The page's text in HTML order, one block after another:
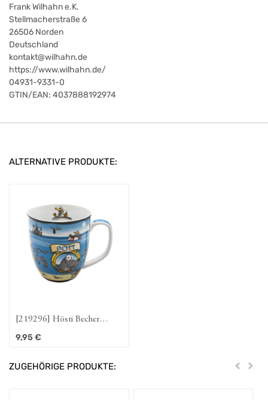
Frank Wilhahn e.K.
Stellmacherstraße 6
26506 Norden
Deutschland
kontakt@wilhahn.de
https://www.wilhahn.de/
04931-9331-0
GTIN/EAN: 4037888192974
ALTERNATIVE PRODUKTE:
[219296] Hösti Becher
Bullauge Moin Moin Moin
9,95€
ZUGEHÖRIGE PRODUKTE: Zurück